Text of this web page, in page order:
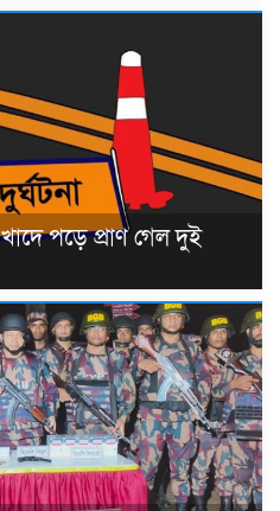
পড়ে প্রাণ গেল দুই